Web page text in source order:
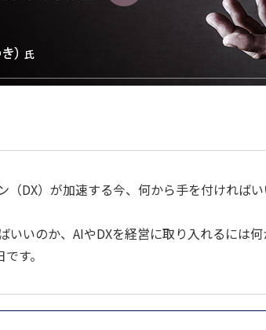
DX）が加速する今、何から手を付ければ
いのか、AIやDXを経営に取り入れるには
す。